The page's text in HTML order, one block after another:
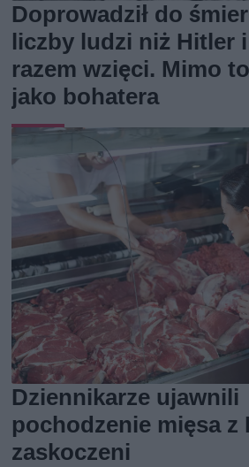
Doprowadził do
liczby ludzi niż Hitler
razem wzięci. Mimo
jako bohatera
Dziennikarze ujawnili
pochodzenie mięsa z
zaskoczeni